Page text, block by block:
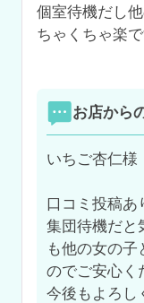
個室待機だし
ちゃくちゃ楽
お店から
いちご杏仁様
口コミ投稿あ
集団待機だと
も他の女の
のでご安心く
今後もよろし